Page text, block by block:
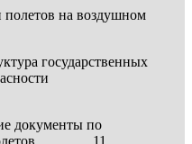
полетов на воздушном
государственных
документы по